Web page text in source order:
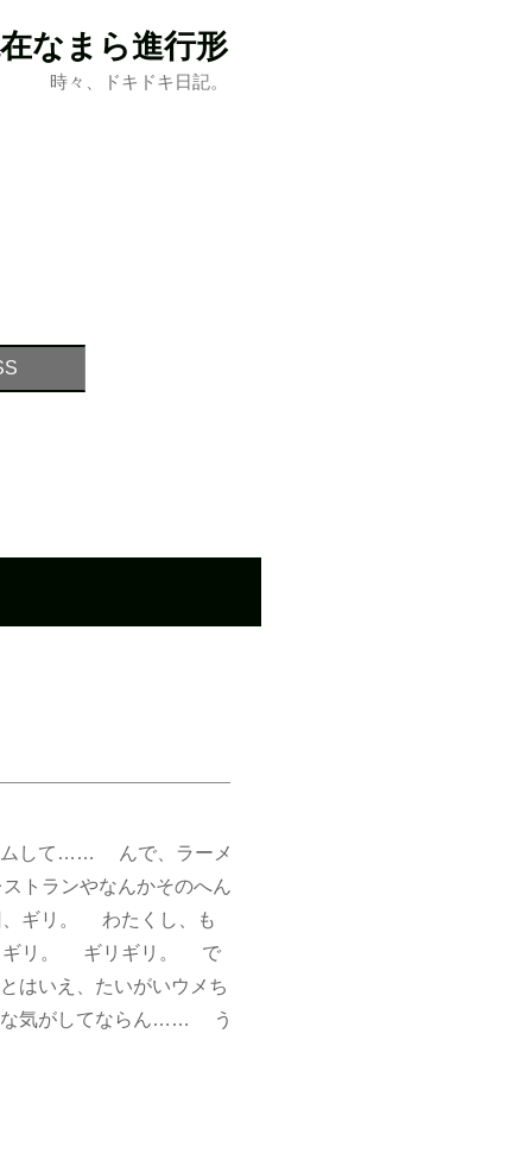
ムして…… んで、ラーメ
トランやなんかそのへん
、ギリ。 わたくし、も
ギリ。 ギリギリ。 で
はいえ、たいがいウメち
な気がしてならん…… う
なまら進行形
時々、ドキドキ日記。